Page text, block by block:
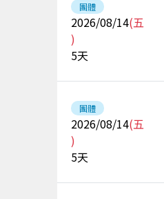
團體
2026/08/14(五
)
5天
團體
2026/08/14(五
)
5天